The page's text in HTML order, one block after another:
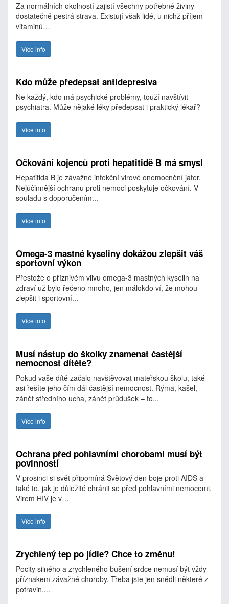
Za normálních okolností zajistí všechny potřebné živiny
dostatečně pestrá strava. Existují však lidé, u nichž příjem
vitaminů…
Více info
Kdo může předepsat antidepresiva
Ne každý, kdo má psychické problémy, touží navštívit
psychiatra. Může nějaké léky předepsat i praktický lékař?
Více info
Očkování kojenců proti hepatitidě B má smysl
Hepatitida B je závažné infekční virové onemocnění jater.
Nejúčinnější ochranu proti nemoci poskytuje očkování. V
souladu s doporučením...
Více info
Omega-3 mastné kyseliny dokážou zlepšit váš
sportovní výkon
Přestože o příznivém vlivu omega-3 mastných kyselin na
zdraví už bylo řečeno mnoho, jen málokdo ví, že mohou
zlepšit i sportovní...
Více info
Musí nástup do školky znamenat častější
nemocnost dítěte?
Pokud vaše dítě začalo navštěvovat mateřskou školu, také
asi řešíte jeho čím dál častější nemocnost. Rýma, kašel,
zánět středního ucha, zánět průdušek – to...
Více info
Ochrana před pohlavními chorobami musí být
povinností
V prosinci si svět připomíná Světový den boje proti AIDS a
také to, jak je důležité chránit se před pohlavními nemocemi.
Virem HIV je v…
Více info
Zrychlený tep po jídle? Chce to změnu!
Pocity silného a zrychleného bušení srdce nemusí být vždy
příznakem závažné choroby. Třeba jste jen snědli některé z
potravin,...